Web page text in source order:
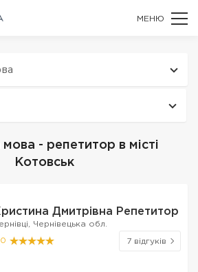
МЕНЮ
мова - репетитор в місті
Котовськ
Дмитрівна Репетитор
Чернівецька обл.
7 відгуків